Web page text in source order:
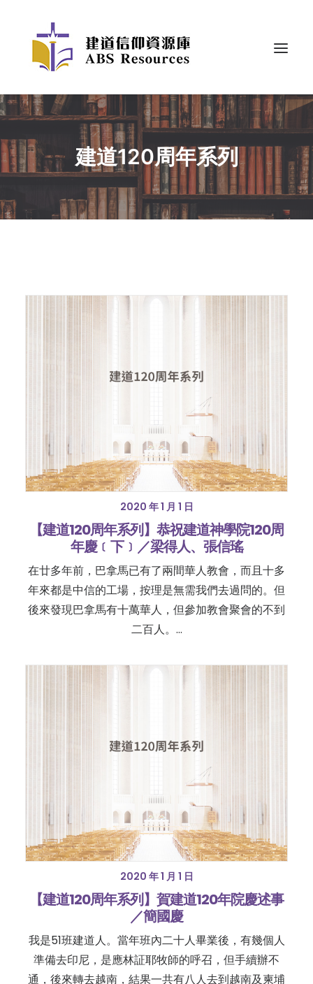
建道120周年系列
2020 年 1 月 1 日
【建道120周年系列】恭祝建道神學院120周
年慶﹝下﹞／梁得人、張信瑤
在廿多年前，巴拿馬已有了兩間華人教會，而且十多
年來都是中信的工場，按理是無需我們去過問的。但
後來發現巴拿馬有十萬華人，但參加教會聚會的不到
二百人。…
2020 年 1 月 1 日
【建道120周年系列】賀建道120年院慶述事
／簡國慶
我是51班建道人。當年班內二十人畢業後，有幾個人
準備去印尼，是應林証耶牧師的呼召，但手續辦不
通，後來轉去越南，結果一共有八人去到越南及柬埔